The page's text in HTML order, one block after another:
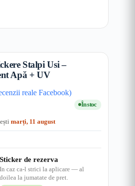
Stalpi Usi –
Apă + UV
reale Facebook)
În stoc
marți, 11 august
Sticker de rezerva
In caz ca-l strici la aplicare — al
doilea la jumatate de pret.